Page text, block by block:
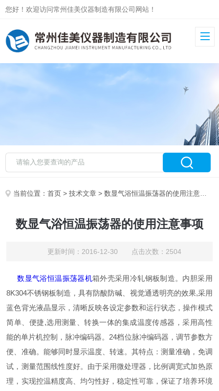
您好！欢迎访问常州佳美仪器制造有限公司网站！
当前位置：首页 >技术文章 > 数显气浴恒温振荡器的使用注意事项
数显气浴恒温振荡器的使用注意事项
更新时间：2016-12-30 点击次数：2504
数显气浴恒温振荡器机箱外壳采用冷轧钢板制造。内胆采用
8K304不锈钢板制造，具有防酸防碱、视觉通透明亮的效果,采用
蓝色背光液晶显示，清晰反映各设定参数和运行状态，操作模式
简单、便捷,选用测量、转换一体的集成温度传感器，采用高性
能的单片机控制，脉冲编码器。24档位脉冲编码器，调节参数方
便、准确。能够同时显示温度、转速。其特点：测量准确，免调
试，测量范围线性度好。由于采用微处理器，比例调宽式加热原
理，实现控温精度高、均匀性好，稳定性可靠，保证了培养环境